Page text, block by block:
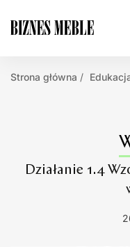
Strona główna
Działanie 1.4